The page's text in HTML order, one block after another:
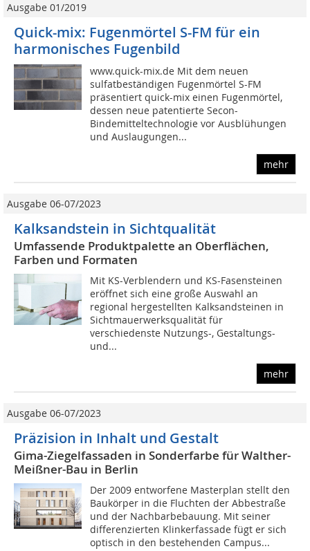
Ausgabe 01/2019
Quick-mix: Fugenmörtel S-FM für ein
harmonisches Fugenbild
www.quick-mix.de Mit dem neuen
sulfatbeständigen Fugenmörtel S-FM
präsentiert quick-mix einen Fugenmörtel,
dessen neue patentierte Secon-
Bindemitteltechnologie vor Ausblühungen
und Auslaugungen...
mehr
Ausgabe 06-07/2023
Kalksandstein in Sichtqualität
Umfassende Produktpalette an Oberflächen,
Farben und Formaten
Mit KS-Verblendern und KS-Fasensteinen
eröffnet sich eine große Auswahl an
regional hergestellten Kalksandsteinen in
Sichtmauerwerksqualität für
verschiedenste Nutzungs-, Gestaltungs-
und...
mehr
Ausgabe 06-07/2023
Präzision in Inhalt und Gestalt
Gima-Ziegelfassaden in Sonderfarbe für Walther-
Meißner-Bau in Berlin
Der 2009 entworfene Masterplan stellt den
Baukörper in die Fluchten der Abbestraße
und der Nachbarbebauung. Mit seiner
differenzierten Klinkerfassade fügt er sich
optisch in den bestehenden Campus...